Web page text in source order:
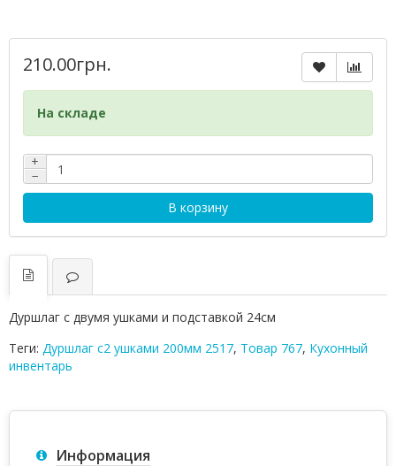
210.00грн.
На складе
+
−
В корзину
Дуршлаг с двумя ушками и подставкой 24см
Теги: Дуршлаг с2 ушками 200мм 2517, Товар 767, Кухонный
инвентарь
Информация